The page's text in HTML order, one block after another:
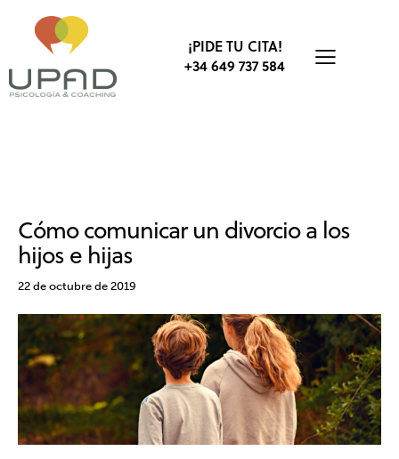
¡PIDE TU CITA!
+34 649 737 584
Cómo comunicar un divorcio a los
hijos e hijas
22 de octubre de 2019